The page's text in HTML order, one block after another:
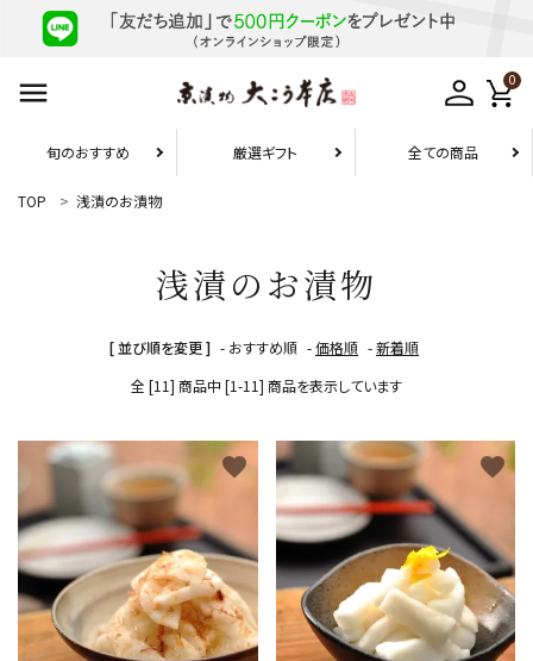
0
旬のおすすめ 厳選ギフト 全ての商品
送料無料
search
厳選ギフト
お試しセット
カテゴリーから探す
全ての商品
TOP 浅漬のお漬物
浅漬のお漬物
[ 並び順を変更 ] - おすすめ順 -価格順 -新着順
全 [11] 商品中 [1-11] 商品を表示しています
favorite favorite